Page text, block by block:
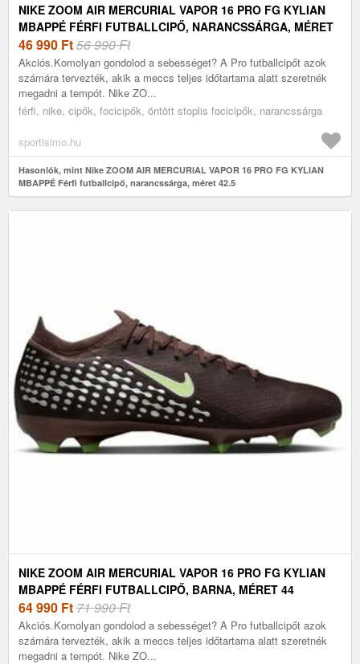
NIKE ZOOM AIR MERCURIAL VAPOR 16 PRO FG KYLIAN
MBAPPÉ FÉRFI FUTBALLCIPŐ, NARANCSSÁRGA, MÉRET
42.5
46 990 Ft56 990 Ft
Akciós.Komolyan gondolod a sebességet? A Pro futballcipőt azok
számára tervezték, akik a meccs teljes időtartama alatt szeretnék
megadni a tempót. Nike ZO...
férfi, nike, cipők, focicipők, öntött stoplis focicipők, narancssárga
sportisimo.hu
Hasonlók, mint Nike ZOOM AIR MERCURIAL VAPOR 16 PRO FG KYLIAN
MBAPPÉ Férfi futballcipő, narancssárga, méret 42.5
NIKE ZOOM AIR MERCURIAL VAPOR 16 PRO FG KYLIAN
MBAPPÉ FÉRFI FUTBALLCIPŐ, BARNA, MÉRET 44
64 990 Ft71 990 Ft
Akciós.Komolyan gondolod a sebességet? A Pro futballcipőt azok
számára tervezték, akik a meccs teljes időtartama alatt szeretnék
megadni a tempót. Nike ZO...